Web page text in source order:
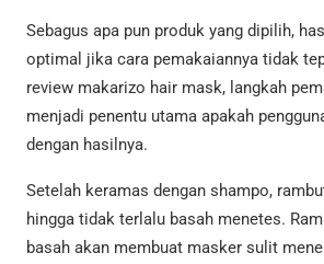
Sebagus apa pun produk yang dipilih,
optimal jika cara pemakaiannya tidak
review makarizo hair mask, langkah
menjadi penentu utama apakah
dengan hasilnya.
Setelah keramas dengan shampo,
hingga tidak terlalu basah menetes.
basah akan membuat masker sulit